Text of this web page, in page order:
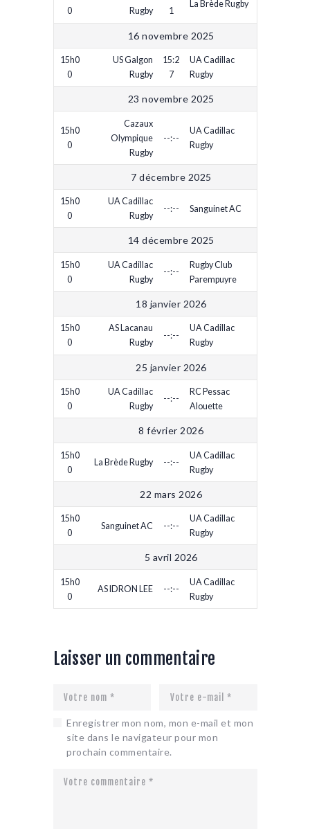
0
Rugby
1
La Brède Rugby
16 novembre 2025
15h0
0
US Galgon
Rugby
15:2
7
UA Cadillac
Rugby
23 novembre 2025
15h0
0
Cazaux
Olympique
Rugby
--:--
UA Cadillac
Rugby
7 décembre 2025
15h0
0
UA Cadillac
Rugby
--:-- Sanguinet AC
14 décembre 2025
15h0
0
UA Cadillac
Rugby
--:--
Rugby Club
Parempuyre
18 janvier 2026
15h0
0
AS Lacanau
Rugby
--:--
UA Cadillac
Rugby
25 janvier 2026
15h0
0
UA Cadillac
Rugby
--:--
RC Pessac
Alouette
8 février 2026
15h0
0
La Brède Rugby --:--
UA Cadillac
Rugby
22 mars 2026
15h0
0
Sanguinet AC --:--
UA Cadillac
Rugby
5 avril 2026
15h0
0
AS IDRON LEE --:--
UA Cadillac
Rugby
Laisser un commentaire
Enregistrer mon nom, mon e-mail et mon
site dans le navigateur pour mon
prochain commentaire.